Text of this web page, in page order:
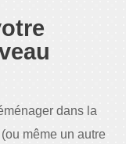
dans la
même un autre